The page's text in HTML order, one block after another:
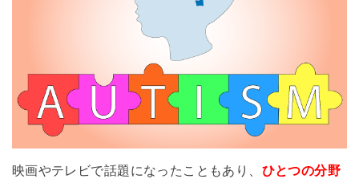
映画やテレビで話題になったこともあり、 ひとつの分野